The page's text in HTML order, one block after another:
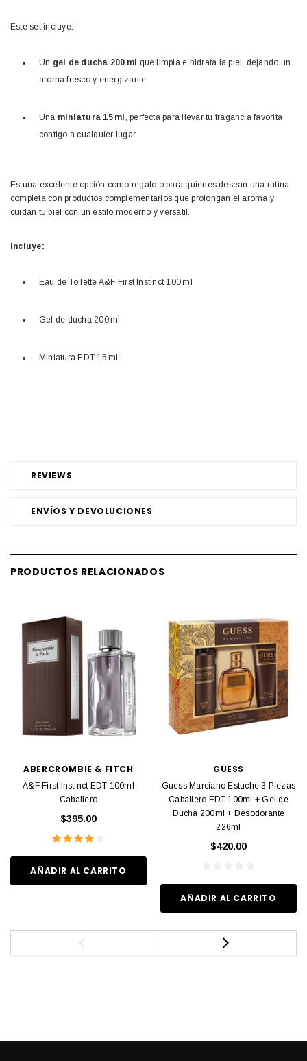
REVIEWS
ENVÍOS Y DEVOLUCIONES
Este set incluye:
Un gel de ducha 200 ml que limpia e hidrata la piel, dejando un
aroma fresco y energizante;
Una miniatura 15 ml , perfecta para llevar tu fragancia favorita
contigo a cualquier lugar.
Es una excelente opción como regalo o para quienes desean una rutina
completa con productos complementarios que prolongan el aroma y
cuidan tu piel con un estilo moderno y versátil.
Incluye:
Eau de Toilette A&F First Instinct 100 ml
Gel de ducha 200 ml
Miniatura EDT 15 ml
PRODUCTOS RELACIONADOS
ABERCROMBIE & FITCH
A&F First Instinct EDT 100ml
Caballero
$395.00
AÑADIR AL CARRITO
GUESS
Guess Marciano Estuche 3 Piezas
Caballero EDT 100ml + Gel de
Ducha 200ml + Desodorante
226ml
$420.00
AÑADIR AL CARRITO